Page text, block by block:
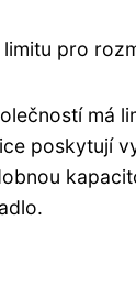
pro
má
poskytují